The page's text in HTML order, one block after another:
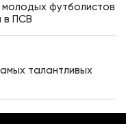
футболистов
в ПСВ
талантливых